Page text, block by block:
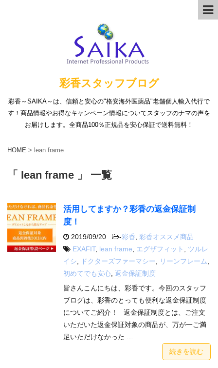
彩香スタッフブログ
彩香～SAIKA～は、信頼と安心の"格安海外医薬品"老舗個人輸入代行で
す！商品情報やお得なキャンペーン情報についてスタッフのナマの声を
お届けします。全商品100％正規品を安心保証で送料無料！
HOME > lean frame
「 lean frame 」 一覧
活用してますか？彩香の返金保証制
度！
2019/09/20 -彩香
彩香オススメ商品
EXAFIT, lean frame エグザフィット
ツルレ
イシ
ドクターズファーマシー リーンフレーム
初めてでも安心 返金保証制度
皆さんこんにちは、彩香です。今回のスタッフ
ブログは、彩香のとっても便利な返金保証制度
についてご紹介！ 返金保証制度とは、ご注文
いただいた返金保証対象の商品が、万が一ご満
足いただけなかった …
続きを読む